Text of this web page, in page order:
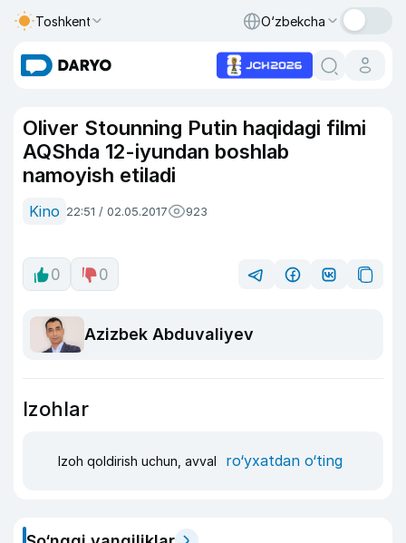
Toshkent O‘zbekcha
Oliver Stounning Putin haqidagi filmi
AQShda 12-iyundan boshlab
namoyish etiladi
Kino 22:51 / 02.05.2017 923
0 0
Azizbek Abduvaliyev
Izohlar
Izoh qoldirish uchun, avval ro‘yxatdan o‘ting